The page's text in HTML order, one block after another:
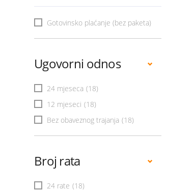
Gotovinsko plaćanje (bez paketa)
Ugovorni odnos
24 mjeseca (18)
12 mjeseci (18)
Bez obaveznog trajanja (18)
Broj rata
24 rate (18)